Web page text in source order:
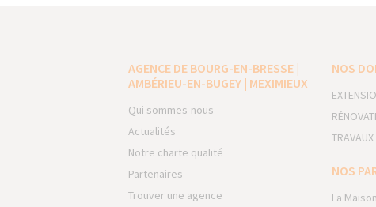
AGENCE DE BOURG-EN-BRESSE |
AMBÉRIEU-EN-BUGEY | MEXIMIEUX
Qui sommes-nous
Actualités
Notre charte qualité
Partenaires
Trouver une agence
NOS
TRAVAUX
NOS
La